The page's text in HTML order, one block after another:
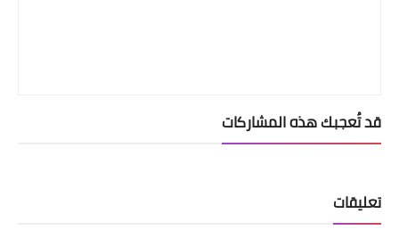
قد تُعجبك هذه المشاركات
تعليقات